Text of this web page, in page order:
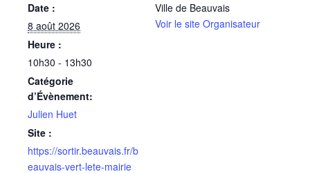
Date :
8 août 2026
Heure :
10h30 - 13h30
Catégorie
d’Évènement:
Julien Huet
Site :
https://sortir.beauvais.fr/b
eauvais-vert-lete-mairie
Ville de Beauvais
Voir le site Organisateur